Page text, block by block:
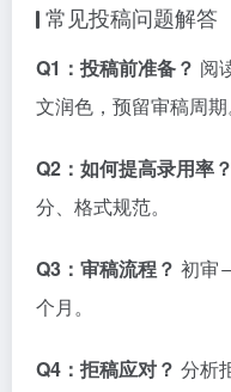
常见投稿问题解答
Q1：投稿前准备？ 阅
文润色，预留审稿周期
Q2：如何提高录用率？
分、格式规范。
Q3：审稿流程？ 初审
个月。
Q4：拒稿应对？ 分析